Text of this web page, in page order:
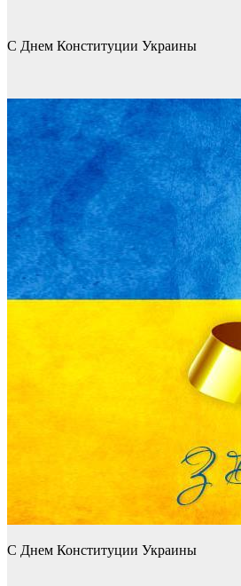
С Днем Конституции Украины
С Днем Конституции Украины